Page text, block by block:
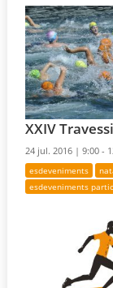
XXIV
24 jul. 2016 |9:00 -
esdeveniments
esdeveniments